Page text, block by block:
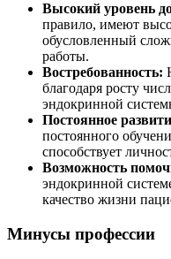
Высокий уровень
правило, имеют
обусловленный
работы.
Востребованность:
благодаря росту
эндокринной
Постоянное
постоянного
способствует
Возможность
эндокринной
качество жизни
Минусы профессии